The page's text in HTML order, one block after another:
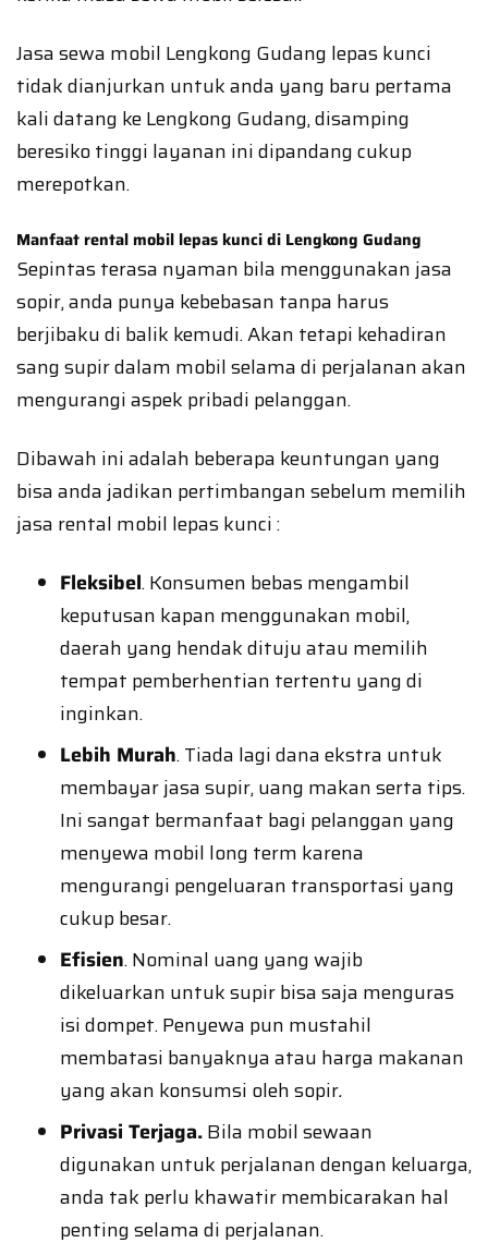
Jasa sewa mobil Lengkong Gudang lepas kunci
tidak dianjurkan untuk anda yang baru pertama
kali datang ke Lengkong Gudang, disamping
beresiko tinggi layanan ini dipandang cukup
merepotkan.
Manfaat rental mobil lepas kunci di Lengkong Gudang
Sepintas terasa nyaman bila menggunakan jasa
sopir, anda punya kebebasan tanpa harus
berjibaku di balik kemudi. Akan tetapi kehadiran
sang supir dalam mobil selama di perjalanan akan
mengurangi aspek pribadi pelanggan.
Dibawah ini adalah beberapa keuntungan yang
bisa anda jadikan pertimbangan sebelum memilih
jasa rental mobil lepas kunci :
Fleksibel. Konsumen bebas mengambil
keputusan kapan menggunakan mobil,
daerah yang hendak dituju atau memilih
tempat pemberhentian tertentu yang di
inginkan.
Lebih Murah. Tiada lagi dana ekstra untuk
membayar jasa supir, uang makan serta tips.
Ini sangat bermanfaat bagi pelanggan yang
menyewa mobil long term karena
mengurangi pengeluaran transportasi yang
cukup besar.
Efisien. Nominal uang yang wajib
dikeluarkan untuk supir bisa saja menguras
isi dompet. Penyewa pun mustahil
membatasi banyaknya atau harga makanan
yang akan konsumsi oleh sopir.
Privasi Terjaga.Bila mobil sewaan
digunakan untuk perjalanan dengan keluarga,
anda tak perlu khawatir membicarakan hal
penting selama di perjalanan.